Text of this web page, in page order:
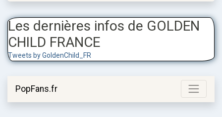
Les dernières infos de GOLDEN
CHILD FRANCE
Tweets by GoldenChild_FR
PopFans.fr